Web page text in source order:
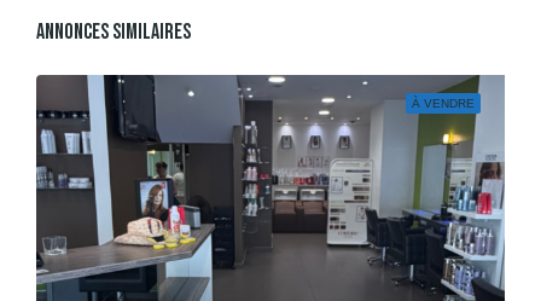
Annonces Similaires
À VENDRE